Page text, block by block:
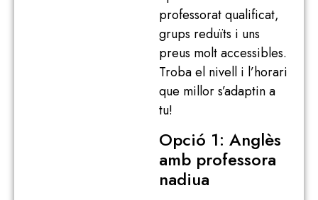
professorat qualificat,
grups reduïts i uns
preus molt accessibles.
Troba el nivell i l’horari
que millor s’adaptin a
tu!
Opció 1: Anglès
amb professora
nadiua